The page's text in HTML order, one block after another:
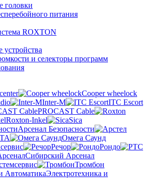
головки
питания
ROXTON
устройства
и селекторы программ
Cooper wheelock
Inter-M
ITC Escort
PROCAST Cable
Roxton-Inkel
Sica
Арсенал Безопасности
Омега Саунд
Речор
Рондо
Сибирский Арсенал
Тромбон
Электротехника и